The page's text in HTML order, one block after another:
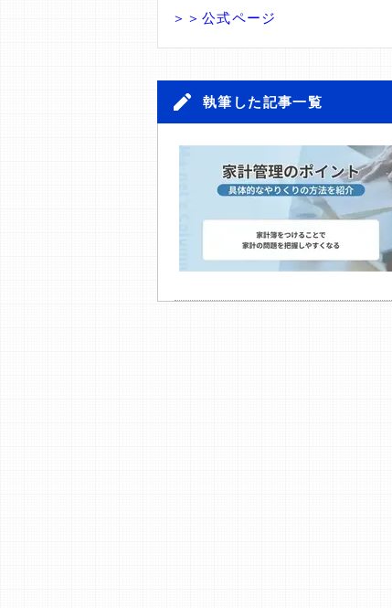
＞＞公式ページ
執筆した記事一覧